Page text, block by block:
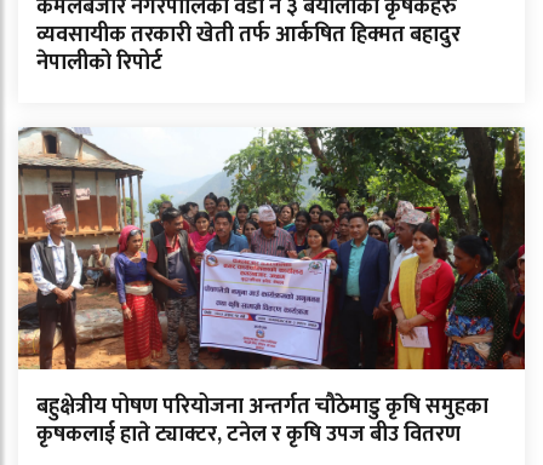
कमलबजार नगरपालिका वडा नं ३ बयालाका कृषकहरु
व्यवसायीक तरकारी खेती तर्फ आर्कषित हिक्मत बहादुर
नेपालीको रिपोर्ट
बहुक्षेत्रीय पोषण परियोजना अन्तर्गत चौठेमाडु कृषि समुहका
कृषकलाई हाते ट्याक्टर, टनेल र कृषि उपज बीउ वितरण